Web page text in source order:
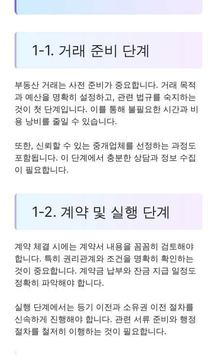
1-1. 거래 준비 단계
부동산 거래는 사전 준비가 중요합니다. 거래 목적
과 예산을 명확히 설정하고, 관련 법규를 숙지하는
것이 첫 단계입니다. 이를 통해 불필요한 시간과 비
용 낭비를 줄일 수 있습니다.
또한, 신뢰할 수 있는 중개업체를 선정하는 과정도
포함됩니다. 이 단계에서 충분한 상담과 정보 수집
이 필요합니다.
1-2. 계약 및 실행 단계
계약 체결 시에는 계약서 내용을 꼼꼼히 검토해야
합니다. 특히 권리관계와 조건을 명확히 확인하는
것이 중요합니다. 계약금 납부와 잔금 지급 일정도
정확히 파악해야 합니다.
실행 단계에서는 등기 이전과 소유권 이전 절차를
신속하게 진행해야 합니다. 관련 서류 준비와 행정
절차를 철저히 이행하는 것이 필요합니다.